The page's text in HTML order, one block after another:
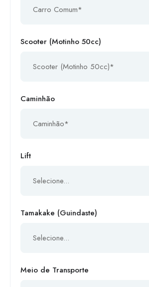
Scooter (Motinho 50cc)
Caminhão
Lift
Tamakake (Guindaste)
Meio de Transporte